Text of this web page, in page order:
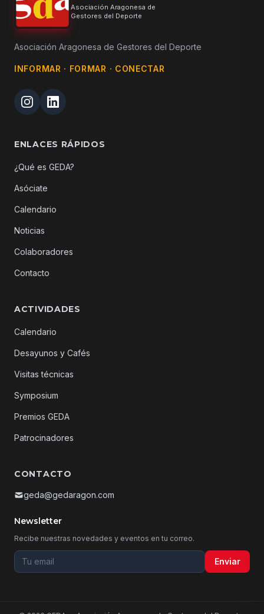
Asociación Aragonesa de
Gestores del Deporte
Asociación Aragonesa de Gestores del Deporte
INFORMAR · FORMAR · CONECTAR
ENLACES RÁPIDOS
¿Qué es GEDA?
Asóciate
Calendario
Noticias
Colaboradores
Contacto
ACTIVIDADES
Calendario
Desayunos y Cafés
Visitas técnicas
Symposium
Premios GEDA
Patrocinadores
CONTACTO
geda@gedaragon.com
Newsletter
Recibe nuestras novedades y eventos en tu correo.
Tu email para la newsletter Enviar